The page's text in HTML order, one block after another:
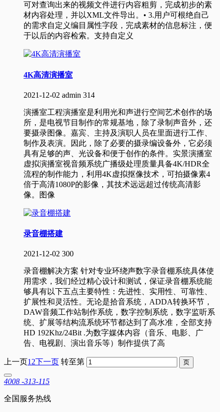
可对查询出来的视频文件进行内容粗剪，完成初步的素
材内容处理，并以XML文件导出。• 3.用户可根绝自己
的需求自定义编目属性字段，完成素材的信息标注，便
于以后的内容检索。支持自定义
4K高清演播室
2021-12-02 admin 314
演播室工程演播室是利用光和声进行空间艺术创作的场
所，是电视节目制作的常规基地，除了录制声音外，还
要摄录图像。嘉宾、主持及演职人员在里面进行工作、
制作及表演。因此，除了必要的摄录编设备外，它必须
具有足够的声、光设备和便于创作的条件。实景演播室
虚拟演播室视音频系统广播级处理质量具备4K/HDR全
流程的制作能力，利用4K虚拟抠像技术，可拍摄像素4
倍于高清1080P的影像，其技术远远超过传统高清影
像。图像
录音棚搭建
2021-12-02 300
录音棚解决方案 针对专业环绕声数字录音棚系统具体使
用需求，我们经过精心设计和测试，保证录音棚系统能
够具有以下五点主要特性：先进性、实用性、可靠性、
扩展性和灵活性。无论是拾音系统，ADDA转换环节，
DAW音频工作站制作系统，数字控制系统，数字监听系
统、扩展等结构流系统环节都达到了高水准，全部支持
HD 192Khz/24Bit .为数字媒体内容（音乐、电影、广
告、电视剧、演出音乐等）制作提供了高
上一页1 2下一页 转至第
4008 -313-115
全国服务热线